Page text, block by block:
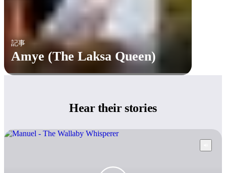
記事
Amye (The Laksa Queen)
Heartheir stories